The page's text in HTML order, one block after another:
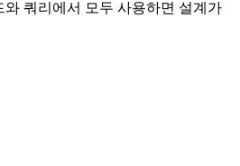
쿼리에서 모두 사용하면 설계가